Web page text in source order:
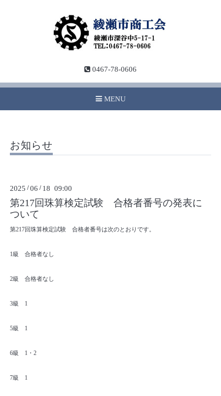
0467-78-0606
MENU
お知らせ
2025 /06 / 18 09:00
第217回珠算検定試験 合格者番号の発表に
ついて
第217回珠算検定試験 合格者番号は次のとおりです。
1級 合格者なし
2級 合格者なし
3級 1
5級 1
6級 1・2
7級 1